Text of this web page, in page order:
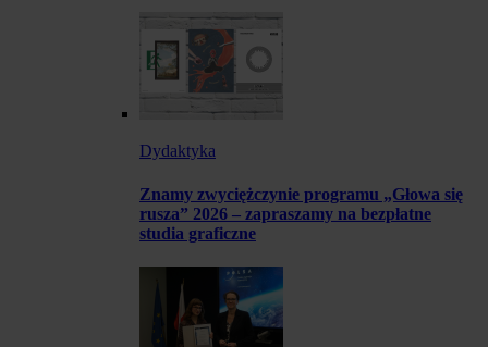
Dydaktyka
Znamy zwyciężczynie programu „Głowa się
rusza” 2026 – zapraszamy na bezpłatne
studia graficzne